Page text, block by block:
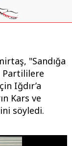
"Sandığa
Partililere
Iğdır’a
Kars ve
söyledi.